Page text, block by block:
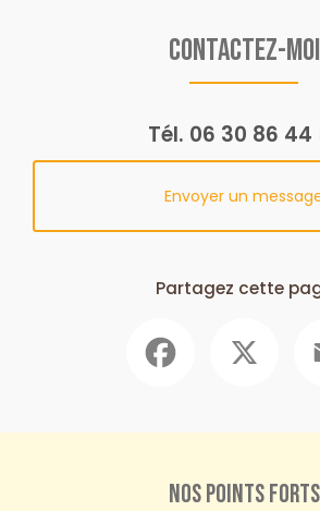
Contactez-moi
Tél. 06 30 86 44
Envoyer un
Partagez cette
Nos points forts